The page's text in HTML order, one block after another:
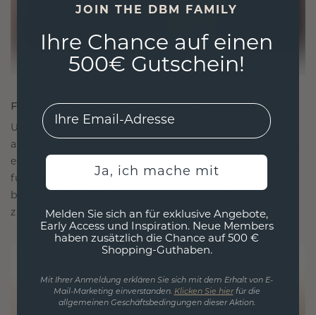
FÜR VERBINDUNGEN GESCHAFFEN
Unsere Designphilosophie ist auf Verbindung
ausgelegt, wobei jedes Stück so gestaltet ist, dass
es die Zeit überdauert. Es wird zu Ihrem Symbol
für Liebe und wertvolle Momente, das dazu
bestimmt ist, für immer getragen und geschätzt
zu werden.
JOIN THE DBM FAMILY
Ihre Chance auf einen
500€ Gutschein!
EMail
Ja, ich mache mit
Melden Sie sich an für exklusive Angebote,
Early Access und Inspiration. Neue Members
haben zusätzlich die Chance auf 500 €
Shopping-Guthaben.
Mit Ihrer Anmeldung erklären Sie sich mit dem Erhalt von E-
Mail-Marketing einverstanden. Klicken Sie hierfür die
allgemeinen Geschäftsbedingungen dieser Aktion.